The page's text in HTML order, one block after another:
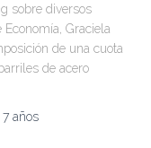
sobre diversos
Graciela
de una cuota
de acero
7 años